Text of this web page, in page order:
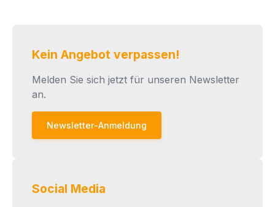
Kein Angebot verpassen!
Melden Sie sich jetzt für unseren Newsletter
an.
Newsletter-Anmeldung
Social Media